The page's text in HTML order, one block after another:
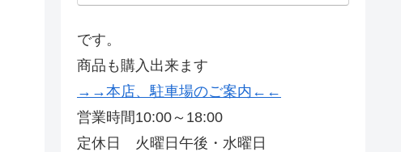
とより、全国の乾物や美味しいも
です。
商品も購入出来ます
→→本店、駐車場のご案内←←
営業時間10:00～18:00
定休日 火曜日午後・水曜日